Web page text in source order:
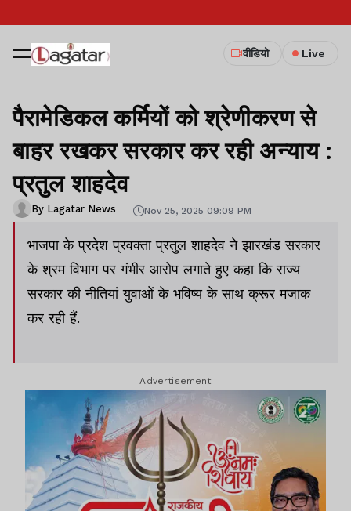
वीडियो Live
पैरामेडिकल कर्मियों को श्रेणीकरण से
बाहर रखकर सरकार कर रही अन्याय :
प्रतुल शाहदेव
By Lagatar News Nov 25, 2025 09:09 PM
भाजपा के प्रदेश प्रवक्ता प्रतुल शाहदेव ने झारखंड सरकार
के श्रम विभाग पर गंभीर आरोप लगाते हुए कहा कि राज्य
सरकार की नीतियां युवाओं के भविष्य के साथ क्रूर मजाक
कर रही हैं.
Advertisement